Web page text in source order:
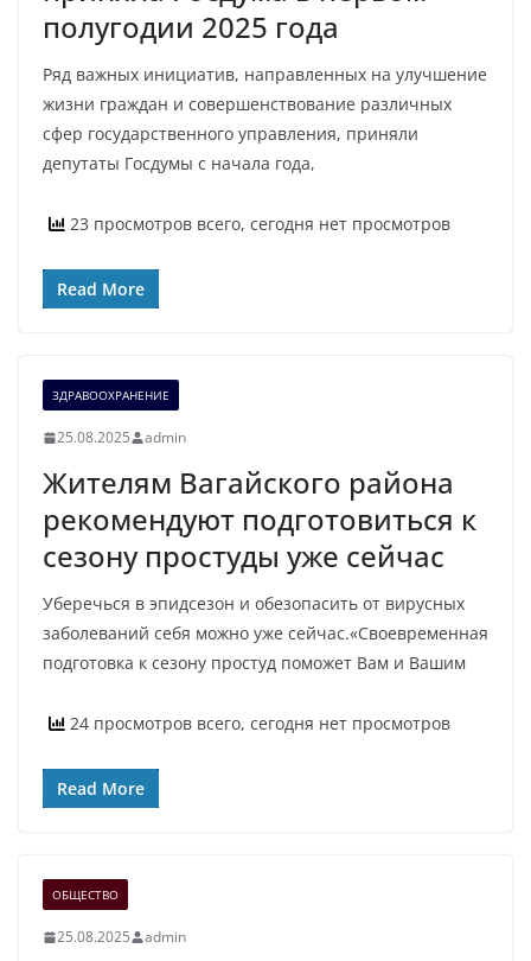
полугодии 2025 года
Ряд важных инициатив, направленных на улучшение
жизни граждан и совершенствование различных
сфер государственного управления, приняли
депутаты Госдумы с начала года,
23 просмотров всего, сегодня нет просмотров
Read More
ЗДРАВООХРАНЕНИЕ
25.08.2025 admin
Жителям Вагайского района
рекомендуют подготовиться к
сезону простуды уже сейчас
Уберечься в эпидсезон и обезопасить от вирусных
заболеваний себя можно уже сейчас.«Своевременная
подготовка к сезону простуд поможет Вам и Вашим
24 просмотров всего, сегодня нет просмотров
Read More
ОБЩЕСТВО
25.08.2025 admin